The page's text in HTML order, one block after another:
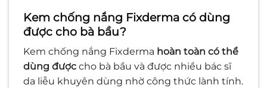
Kem chống nắng Fixderma có dùng
được cho bà bầu?
Kem chống nắng Fixderma hoàn toàn có thể
dùng được cho bà bầu và được nhiều bác sĩ
da liễu khuyên dùng nhờ công thức lành tính.